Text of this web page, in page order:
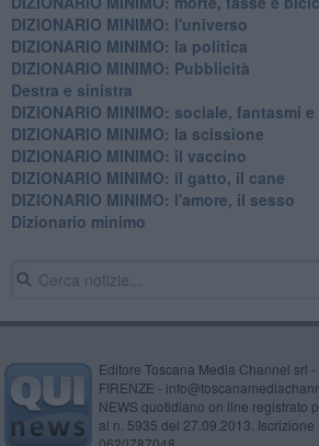
DIZIONARIO MINIMO: l'universo
DIZIONARIO MINIMO: la politica
DIZIONARIO MINIMO: Pubblicità
Destra e sinistra
DIZIONARIO MINIMO: sociale, fantasmi
DIZIONARIO MINIMO: la scissione
DIZIONARIO MINIMO: il vaccino
DIZIONARIO MINIMO: il gatto, il cane
DIZIONARIO MINIMO: l'amore, il sesso
Dizionario minimo
Editore Toscana Media Channel srl
FIRENZE -
NEWS quotidiano on line registrato
al n. 5935 del 27.09.2013. Iscrizione